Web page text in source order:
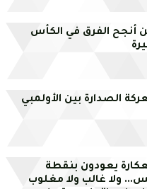
الفرق في الكأس
الصدارة بين الأولمبي
يعودون بنقطة
ولا غالب ولا مغلوب